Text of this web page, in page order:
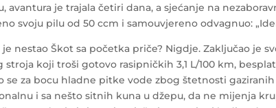
avantura je trajala četiri dana, a sjećanje na
svoju pilu od 50 ccm i samouvjereno odvagnuo:
nestao Škot sa početka priče? Nigdje. Zaključao je
stroja koji troši gotovo rasipničkih 3,1 L/100 km,
se za bocu hladne pitke vode zbog štetnosti
i sa nešto sitnih kuna u džepu, da ne mijenja